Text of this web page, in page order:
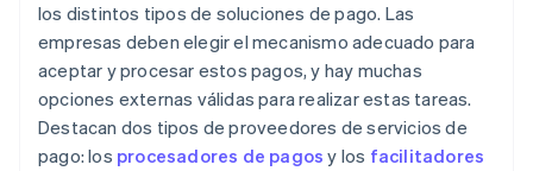
los distintos tipos de soluciones de pago. Las
empresas deben elegir el mecanismo adecuado para
aceptar y procesar estos pagos, y hay muchas
opciones externas válidas para realizar estas tareas.
Destacan dos tipos de proveedores de servicios de
pago: los procesadores de pagos y los facilitadores